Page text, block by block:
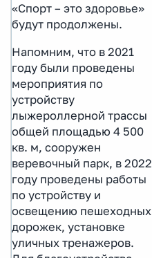
«Спорт – это здоровье»
будут продолжены.
Напомним, что в 2021
году были проведены
мероприятия по
устройству
лыжероллерной трассы
общей площадью 4 500
кв. м, сооружен
веревочный парк, в 2022
году проведены работы
по устройству и
освещению пешеходных
дорожек, установке
уличных тренажеров.